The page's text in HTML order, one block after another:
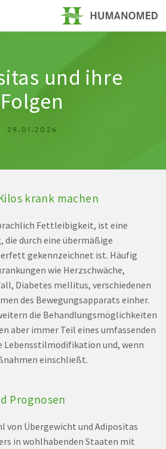
Villach
und ihre
Folgen
29.01.2026
krank machen
Fettleibigkeit, ist eine
die durch eine übermäßige
gekennzeichnet ist. Häufig
wie Herzschwäche,
Diabetes mellitus, verschiedenen
des Bewegungsapparats einher.
die Behandlungsmöglichkeiten
aber immer Teil eines umfassenden
Lebensstilmodifikation und, wenn
einschließt.
Prognosen
von Übergewicht und Adipositas
in wohlhabenden Staaten mit